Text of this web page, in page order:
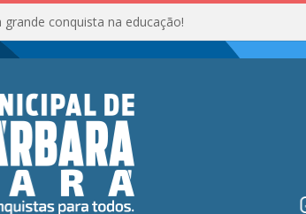
conquista na educação!